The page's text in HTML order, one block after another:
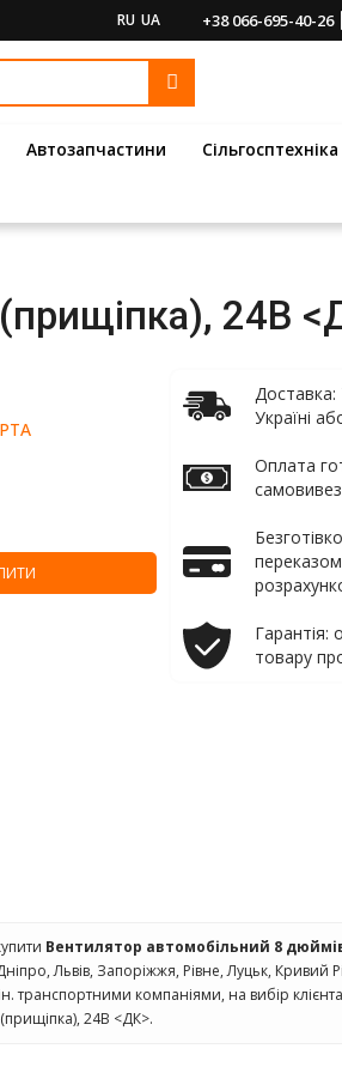
RU UA +38 066-695-40-26
Автозапчастини Сільгосптехніка
24В
Україні
Оплата
Гарантія:
товару
Вентилятор автомобільний 8
Львів, Запоріжжя, Рівне, Луцьк, Кривий
транспортними компаніями, на вибір
24В <ДК>.